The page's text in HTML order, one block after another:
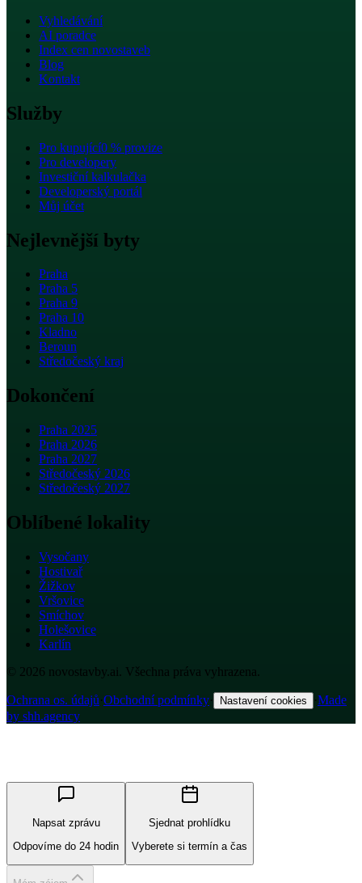
Vyhledávání
AI poradce
Index cen novostaveb
Blog
Kontakt
Služby
Pro kupující0 % provize
Pro developery
Investiční kalkulačka
Developerský portál
Můj účet
Nejlevnější byty
Praha
Praha 5
Praha 9
Praha 10
Kladno
Beroun
Středočeský kraj
Dokončení
Praha 2025
Praha 2026
Praha 2027
Středočeský 2026
Středočeský 2027
Oblíbené lokality
Vysočany
Hostivař
Žižkov
Vršovice
Smíchov
Holešovice
Karlín
© 2026 novostavby.ai. Všechna práva vyhrazena.
Ochrana os. údajů·Obchodní podmínky· Nastavení cookies ·Made
by shh.agency
Napsat zprávu
Odpovíme do 24 hodin
Sjednat prohlídku
Vyberete si termín a čas